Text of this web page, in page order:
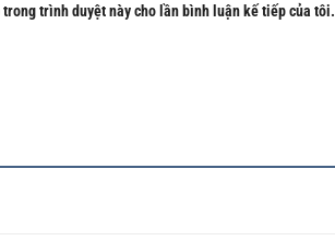
trình duyệt này cho lần bình luận kế tiếp của tôi.